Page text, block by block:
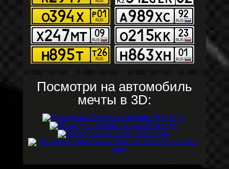
Посмотри на автомобиль
мечты в 3D: